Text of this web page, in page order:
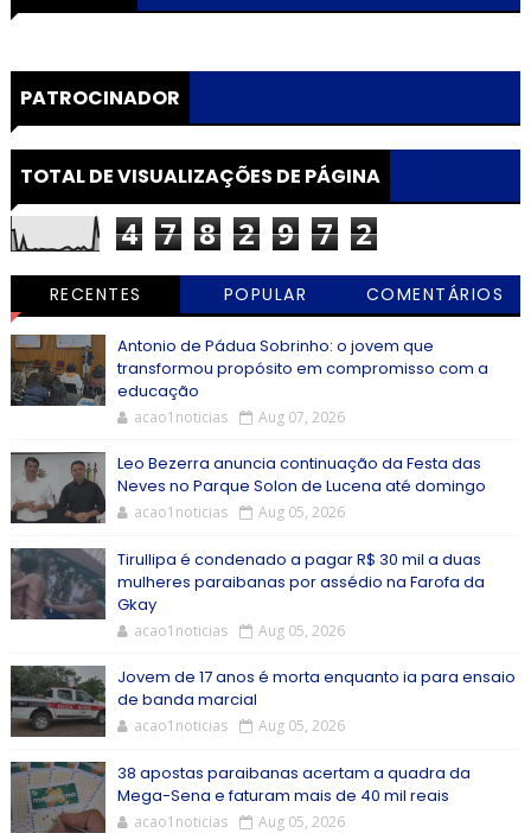
PATROCINADOR
TOTAL DE VISUALIZAÇÕES DE PÁGINA
4 7 8 2 9 7 2
RECENTES POPULAR COMENTÁRIOS
Antonio de Pádua Sobrinho: o jovem que
transformou propósito em compromisso com a
educação
acao1noticias Aug 07, 2026
Leo Bezerra anuncia continuação da Festa das
Neves no Parque Solon de Lucena até domingo
acao1noticias Aug 05, 2026
Tirullipa é condenado a pagar R$ 30 mil a duas
mulheres paraibanas por assédio na Farofa da
Gkay
acao1noticias Aug 05, 2026
Jovem de 17 anos é morta enquanto ia para ensaio
de banda marcial
acao1noticias Aug 05, 2026
38 apostas paraibanas acertam a quadra da
Mega-Sena e faturam mais de 40 mil reais
acao1noticias Aug 05, 2026